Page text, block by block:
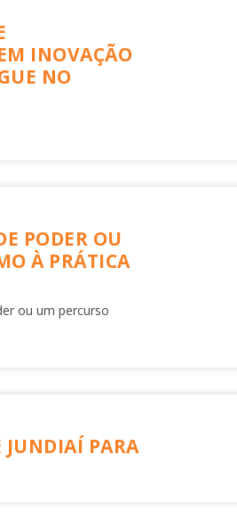
INOVAÇÃO
NO
PODER OU
À PRÁTICA
ou um percurso
JUNDIAÍ PARA